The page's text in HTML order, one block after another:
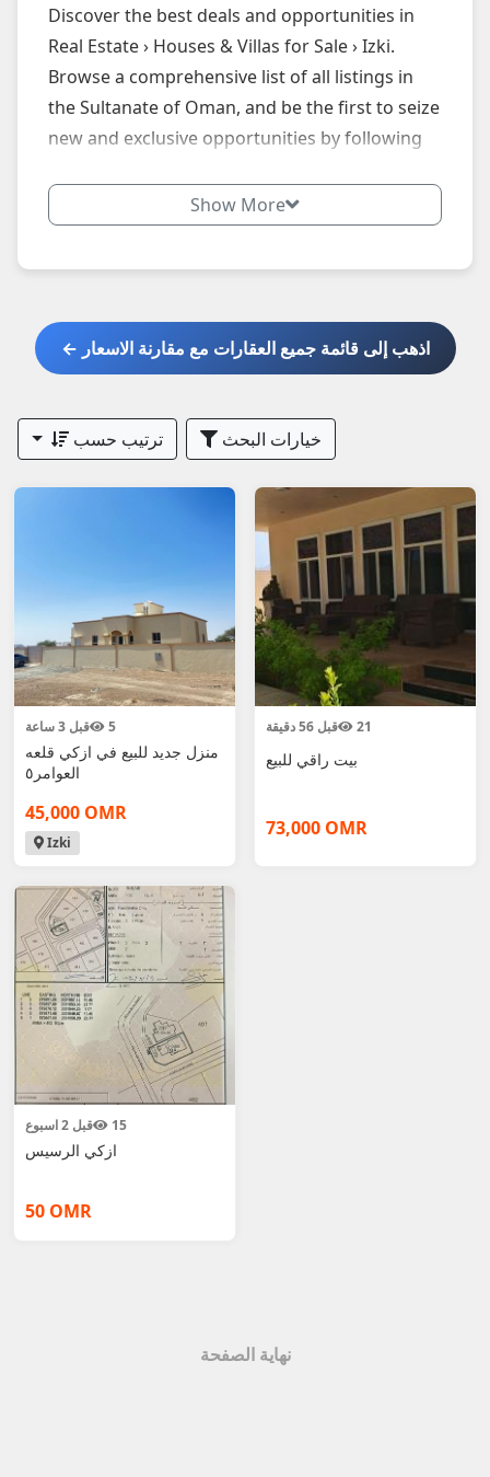
Discover the best deals and opportunities in
Real Estate › Houses & Villas for Sale › Izki.
Browse a comprehensive list of all listings in
the Sultanate of Oman, and be the first to seize
new and exclusive opportunities by following
Show More
اذهب إلى قائمة جميع العقارات مع مقارنة الاسعار ←
خيارات البحث ترتيب حسب
قبل 3 ساعة 5
منزل جديد للبيع في ازكي قلعه
العوامر٥
45,000 OMR
Izki
قبل 56 دقيقة 21
بيت راقي للبيع
73,000 OMR
قبل 2 اسبوع 15
ازكي الرسيس
50 OMR
نهاية الصفحة